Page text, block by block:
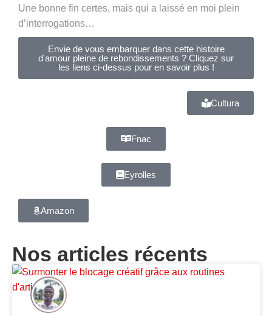
Une bonne fin certes, mais qui a laissé en moi plein
d’interrogations…
Envie de vous embarquer dans cette histoire
d'amour pleine de rebondissements ? Cliquez sur
les liens ci-dessus pour en savoir plus !
Cultura
Fnac
Eyrolles
Amazon
Nos articles récents